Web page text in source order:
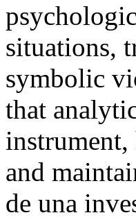
situations,
symbolic
that
and
de una